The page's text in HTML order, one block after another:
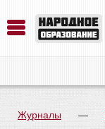
Журналы —